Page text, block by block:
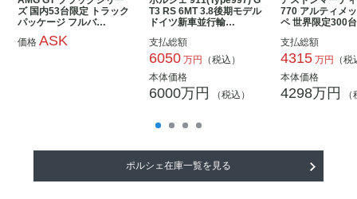
ズ 国内53台限定 トラック
パッケージ フルバ…
価格 ASK
T3 RS 6MT 3.8後期モデル
ドイツ新車並行輸…
支払総額
6050 万円
（税込）
本体価格
6000万円 （税込）
770 アルティメ
ペ 世界限定300
支払総額
4315 万円
（
本体価格
4298万円
ポルシェ在庫一覧を見る